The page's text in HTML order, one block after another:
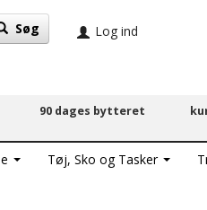
Søg Log ind
90 dages bytteret
Tøj, Sko og Tasker